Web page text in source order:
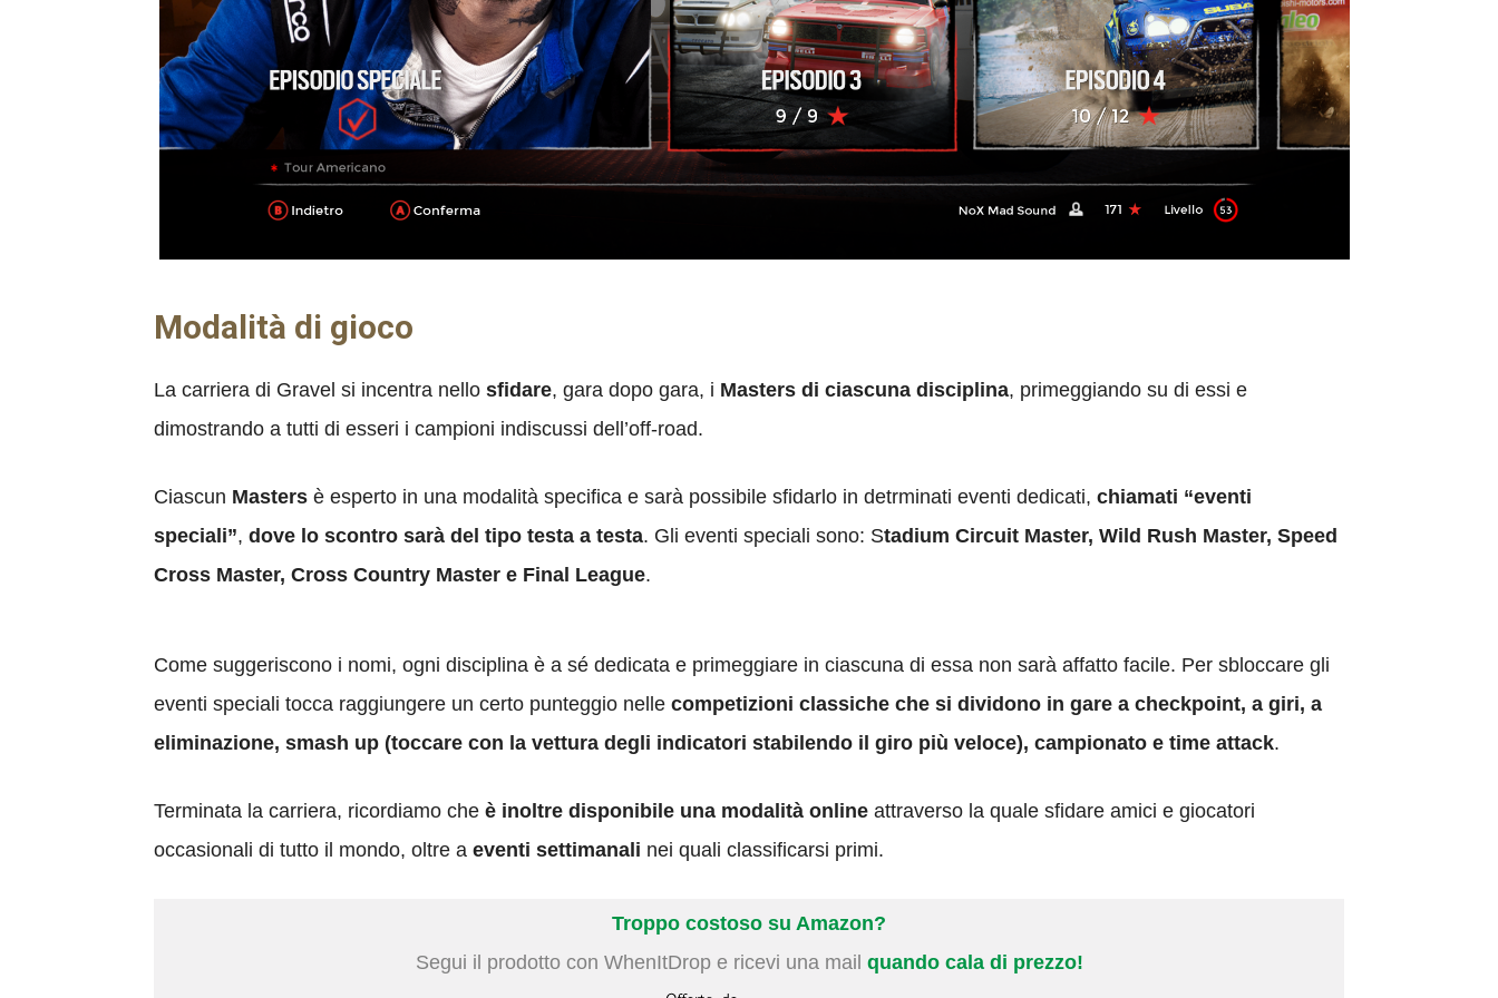
Modalità di gioco
La carriera di Gravel si incentra nello sfidare, gara dopo gara, i Masters di ciascuna disciplina, primeggiando su di essi e
dimostrando a tutti di esseri i campioni indiscussi dell’off-road.
Ciascun Masters è esperto in una modalità specifica e sarà possibile sfidarlo in detrminati eventi dedicati, chiamati “eventi
speciali”, dove lo scontro sarà del tipo testa a testa. Gli eventi speciali sono: Stadium Circuit Master, Wild Rush Master, Speed
Cross Master, Cross Country Master e Final League.
Come suggeriscono i nomi, ogni disciplina è a sé dedicata e primeggiare in ciascuna di essa non sarà affatto facile. Per sbloccare gli
eventi speciali tocca raggiungere un certo punteggio nelle competizioni classiche che si dividono in gare a checkpoint, a giri, a
eliminazione, smash up (toccare con la vettura degli indicatori stabilendo il giro più veloce), campionato e time attack.
Terminata la carriera, ricordiamo che è inoltre disponibile una modalità online attraverso la quale sfidare amici e giocatori
occasionali di tutto il mondo, oltre a eventi settimanali nei quali classificarsi primi.
Troppo costoso su Amazon?
Segui il prodotto con WhenItDrop e ricevi una mail quando cala di prezzo!